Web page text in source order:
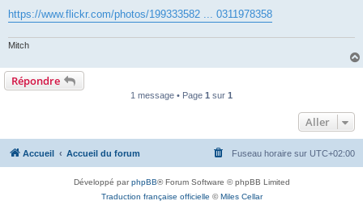
g
e
o
n
u
https://www.flickr.com/photos/199333582 ... 0311978358
Mitch
Répondre
1 message • Page 1 sur 1
Aller
Accueil Accueil du forum Fuseau horaire sur UTC+02:00
Développé parphpBB® Forum Software © phpBB Limited
Traduction française officielle ©Miles Cellar